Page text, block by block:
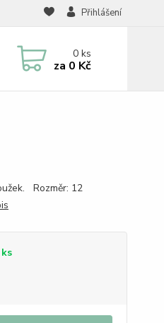
Přihlášení
0ks
za 0 Kč
Rozměr: 12